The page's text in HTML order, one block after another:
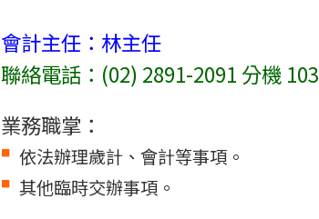
會計主任：林主任
聯絡電話：(02) 2891-2091 分機 103
業務職掌：
依法辦理歲計、會計等事項。
其他臨時交辦事項。